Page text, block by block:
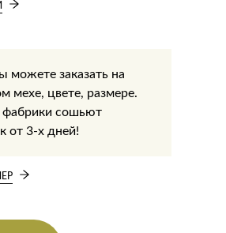
можете заказать на
мехе, цвете, размере.
сошьют
от 3-х дней!